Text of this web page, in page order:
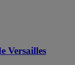
Versailles